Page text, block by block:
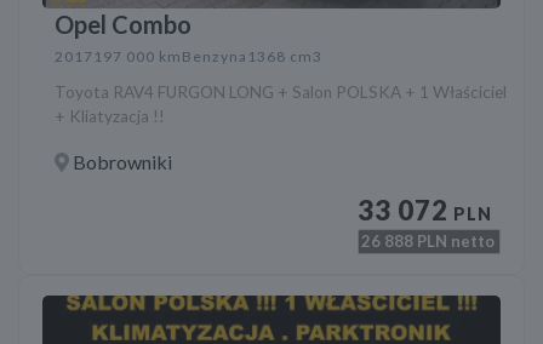
Opel Combo
2017 197 000 km Benzyna 1368 cm3
Toyota RAV4 FURGON LONG + Salon POLSKA + 1 Właściciel
+ Kliatyzacja !!
Bobrowniki
33 072 PLN
26 888 PLN netto